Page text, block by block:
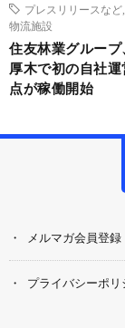
プレスリリースなど
物流施設
住友林業グループ
厚木で初の自社
点が稼働開始
メルマガ会員登録
プライバシーポリ